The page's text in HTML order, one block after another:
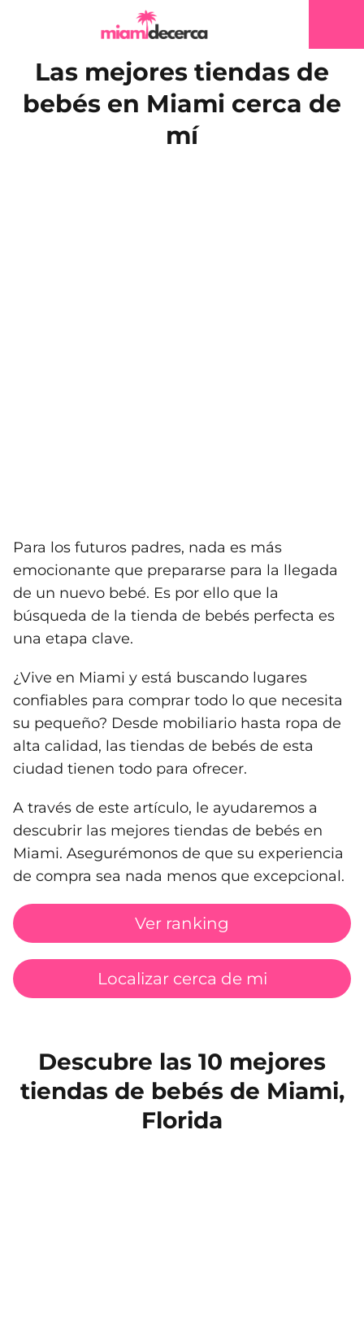
Las mejores tiendas de
bebés en Miami cerca de
mí
Para los futuros padres, nada es más
emocionante que prepararse para la llegada
de un nuevo bebé. Es por ello que la
búsqueda de la tienda de bebés perfecta es
una etapa clave.
¿Vive en Miami y está buscando lugares
confiables para comprar todo lo que necesita
su pequeño? Desde mobiliario hasta ropa de
alta calidad, las tiendas de bebés de esta
ciudad tienen todo para ofrecer.
A través de este artículo, le ayudaremos a
descubrir las mejores tiendas de bebés en
Miami. Asegurémonos de que su experiencia
de compra sea nada menos que excepcional.
Ver ranking
Localizar cerca de mi
Descubre las 10 mejores
tiendas de bebés de Miami,
Florida